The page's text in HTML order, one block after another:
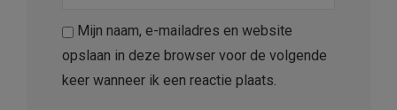
Mijn naam, e-mailadres en website
opslaan in deze browser voor de volgende
keer wanneer ik een reactie plaats.